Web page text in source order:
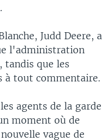
Judd Deere, a
l'administration
tandis que les
à tout commentaire.
agents de la garde
moment où de
vague de